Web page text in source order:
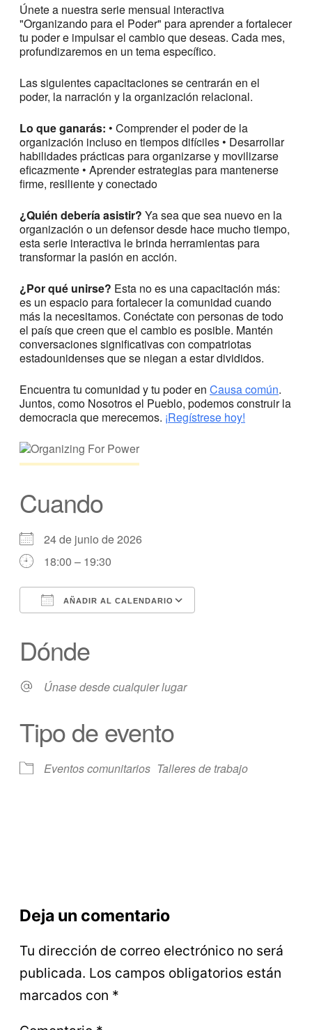
Únete a nuestra serie mensual interactiva
"Organizando para el Poder" para aprender a fortalecer
tu poder e impulsar el cambio que deseas. Cada mes,
profundizaremos en un tema específico.
Las siguientes capacitaciones se centrarán en el
poder, la narración y la organización relacional.
Lo que ganarás: • Comprender el poder de la
organización incluso en tiempos difíciles • Desarrollar
habilidades prácticas para organizarse y movilizarse
eficazmente • Aprender estrategias para mantenerse
firme, resiliente y conectado
¿Quién debería asistir? Ya sea que sea nuevo en la
organización o un defensor desde hace mucho tiempo,
esta serie interactiva le brinda herramientas para
transformar la pasión en acción.
¿Por qué unirse? Esta no es una capacitación más:
es un espacio para fortalecer la comunidad cuando
más la necesitamos. Conéctate con personas de todo
el país que creen que el cambio es posible. Mantén
conversaciones significativas con compatriotas
estadounidenses que se niegan a estar divididos.
Encuentra tu comunidad y tu poder en Causa común.
Juntos, como Nosotros el Pueblo, podemos construir la
democracia que merecemos. ¡Regístrese hoy!
Cuando
24 de junio de 2026
18:00 – 19:30
AÑADIR AL CALENDARIO
Dónde
Únase desde cualquier lugar
Tipo de evento
Eventos comunitarios Talleres de trabajo
Deja un comentario
Tu dirección de correo electrónico no será
publicada. Los campos obligatorios están
marcados con *